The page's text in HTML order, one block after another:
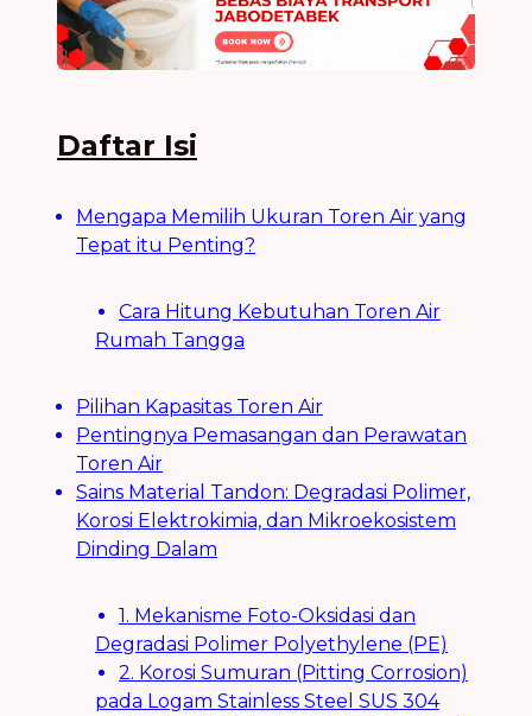
Daftar Isi
Mengapa Memilih Ukuran Toren Air yang
Tepat itu Penting?
Cara Hitung Kebutuhan Toren Air
Rumah Tangga
Pilihan Kapasitas Toren Air
Pentingnya Pemasangan dan Perawatan
Toren Air
Sains Material Tandon: Degradasi Polimer,
Korosi Elektrokimia, dan Mikroekosistem
Dinding Dalam
1. Mekanisme Foto-Oksidasi dan
Degradasi Polimer Polyethylene (PE)
2. Korosi Sumuran (Pitting Corrosion)
pada Logam Stainless Steel SUS 304